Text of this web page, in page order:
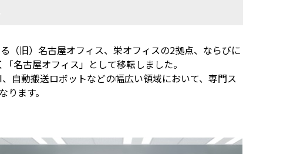
（旧）名古屋オフィス、栄オフィスの2拠点、ならびに
名古屋オフィス」として移転しました。
自動搬送ロボットなどの幅広い領域において、専門ス
ます。